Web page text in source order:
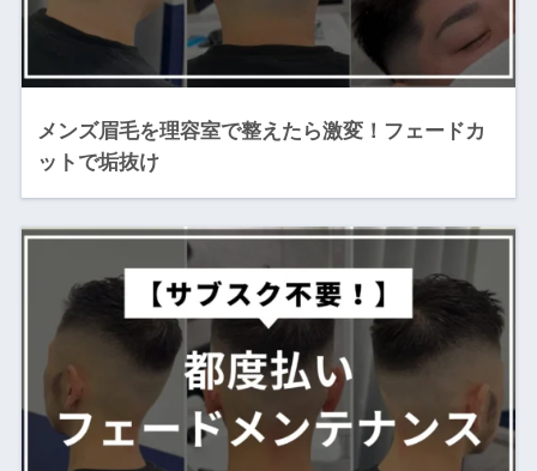
メンズ眉毛を理容室で整えたら激変！フェードカ
ットで垢抜け